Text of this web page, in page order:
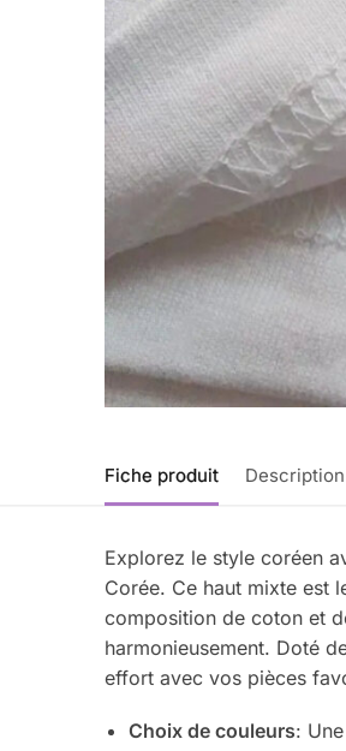
Fiche produit Description
Explorez le style coréen
Corée. Ce haut mixte est
composition de coton et
harmonieusement. Doté
effort avec vos pièces
Choix de couleurs: